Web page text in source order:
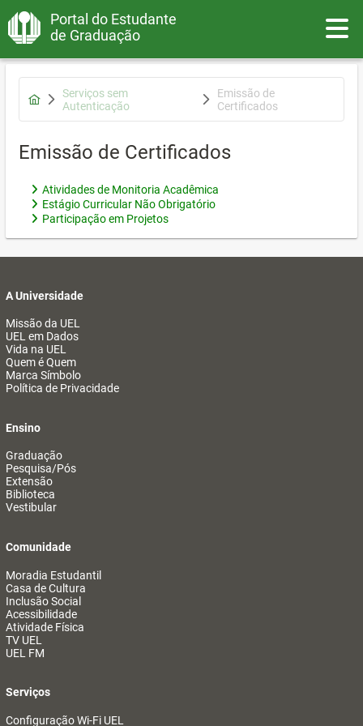
Portal do Estudante
de Graduação
Serviços sem
Autenticação
Emissão de
Certificados
Emissão de Certificados
Atividades de Monitoria Acadêmica
Estágio Curricular Não Obrigatório
Participação em Projetos
A Universidade
Missão da UEL
UEL em Dados
Vida na UEL
Quem é Quem
Marca Símbolo
Política de Privacidade
Ensino
Graduação
Pesquisa/Pós
Extensão
Biblioteca
Vestibular
Comunidade
Moradia Estudantil
Casa de Cultura
Inclusão Social
Acessibilidade
Atividade Física
TV UEL
UEL FM
Serviços
Configuração Wi-Fi UEL